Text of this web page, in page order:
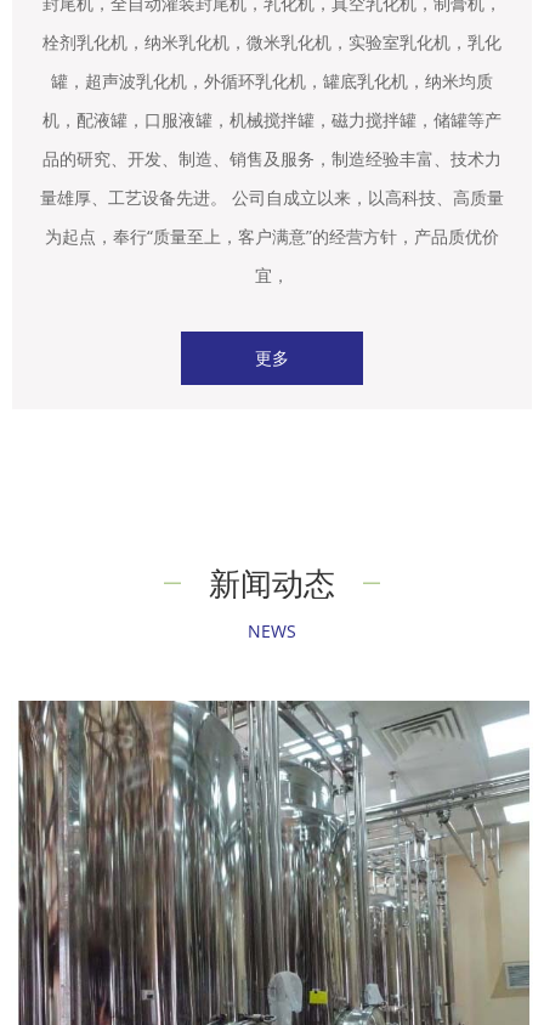
栓剂乳化机，纳米乳化机，微米乳化机，实验室乳化机，乳化
罐，超声波乳化机，外循环乳化机，罐底乳化机，纳米均质
机，配液罐，口服液罐，机械搅拌罐，磁力搅拌罐，储罐等产
品的研究、开发、制造、销售及服务，制造经验丰富、技术力
量雄厚、工艺设备先进。 公司自成立以来，以高科技、高质量
为起点，奉行“质量至上，客户满意”的经营方针，产品质优价
宜，
更多
新闻动态
NEWS